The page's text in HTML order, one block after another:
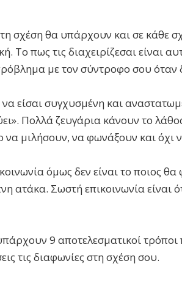
σχέση θα υπάρχουν και σε κάθε
Το πως τις διαχειρίζεσαι
με τον σύντροφο σου όταν
να είσαι συγχυσμένη και
Πολλά ζευγάρια κάνουν το
να μιλήσουν, να φωνάξουν και όχι
όμως δεν είναι το ποιος
ατάκα. Σωστή επικοινωνία είναι
9 αποτελεσματικοί
τις διαφωνίες στη σχέση σου.